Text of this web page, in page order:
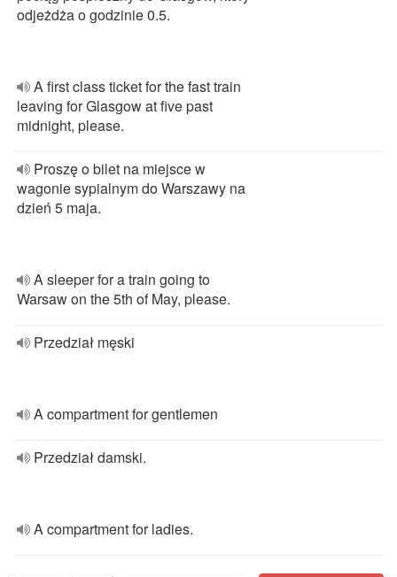
odjeżdża o godzinie 0.5.
A first class ticket for the fast train
leaving for Glasgow at five past
midnight, please.
Proszę o bilet na miejsce w
wagonie sypialnym do Warszawy na
dzień 5 maja.
A sleeper for a train going to
Warsaw on the 5th of May, please.
Przedział męski
A compartment for gentlemen
Przedział damski.
A compartment for ladies.